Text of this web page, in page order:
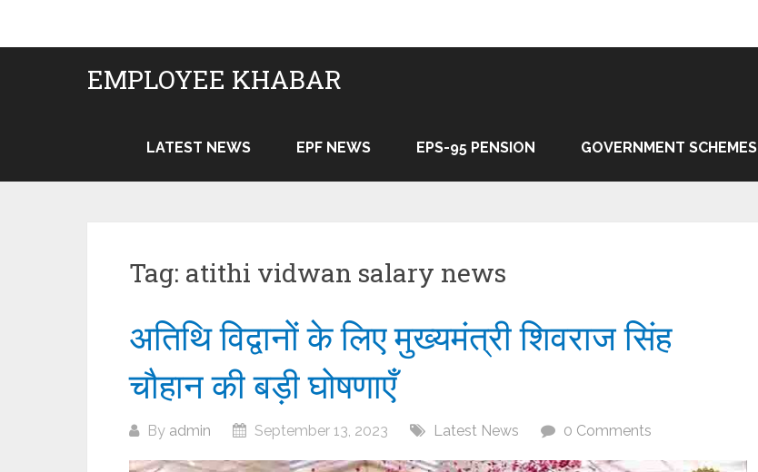
content
EMPLOYEE KHABAR
LATEST NEWS EPF NEWS EPS-95 PENSION GOVERNMENT SCHEMES
Tag: atithi vidwan salary news
अतिथि विद्वानों के लिए मुख्यमंत्री शिवराज सिंह
चौहान की बड़ी घोषणाएँ
By admin September 13, 2023 Latest News 0 Comments